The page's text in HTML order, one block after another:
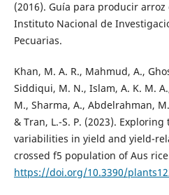
(2016). Guía para producir arroz
Instituto Nacional de
Pecuarias.
Khan, M. A. R., Mahmud, A.,
Siddiqui, M. N., Islam, A. K. M.
M., Sharma, A., Abdelrahman,
& Tran, L.-S. P. (2023).
variabilities in yield and yield-
crossed f5 population of Aus
https://doi.org/10.3390/